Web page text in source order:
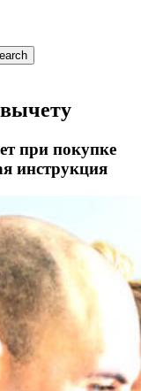
при покупке
инструкция